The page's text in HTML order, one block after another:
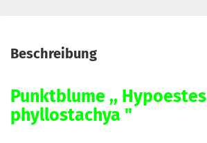
Beschreibung
Punktblume ,, Hypoestes
phyllostachya "